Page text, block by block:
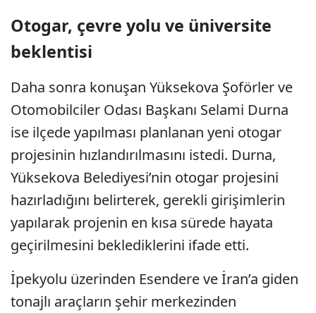
Otogar, çevre yolu ve üniversite
beklentisi
Daha sonra konuşan Yüksekova Şoförler ve
Otomobilciler Odası Başkanı Selami Durna
ise ilçede yapılması planlanan yeni otogar
projesinin hızlandırılmasını istedi. Durna,
Yüksekova Belediyesi’nin otogar projesini
hazırladığını belirterek, gerekli girişimlerin
yapılarak projenin en kısa sürede hayata
geçirilmesini beklediklerini ifade etti.
İpekyolu üzerinden Esendere ve İran’a giden
tonajlı araçların şehir merkezinden